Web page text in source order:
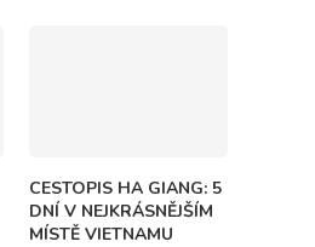
CESTOPIS HA GIANG: 5
DNÍ V NEJKRÁSNĚJŠÍM
MÍSTĚ VIETNAMU